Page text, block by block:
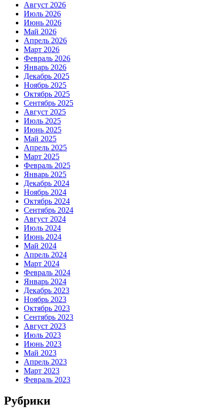
Август 2026
Июль 2026
Июнь 2026
Май 2026
Апрель 2026
Март 2026
Февраль 2026
Январь 2026
Декабрь 2025
Ноябрь 2025
Октябрь 2025
Сентябрь 2025
Август 2025
Июль 2025
Июнь 2025
Май 2025
Апрель 2025
Март 2025
Февраль 2025
Январь 2025
Декабрь 2024
Ноябрь 2024
Октябрь 2024
Сентябрь 2024
Август 2024
Июль 2024
Июнь 2024
Май 2024
Апрель 2024
Март 2024
Февраль 2024
Январь 2024
Декабрь 2023
Ноябрь 2023
Октябрь 2023
Сентябрь 2023
Август 2023
Июль 2023
Июнь 2023
Май 2023
Апрель 2023
Март 2023
Февраль 2023
Рубрики